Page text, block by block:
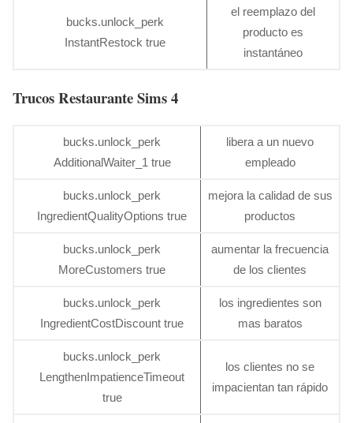
bucks.unlock_perk
InstantRestock true
el reemplazo del
producto es
instantáneo
Trucos Restaurante Sims 4
bucks.unlock_perk
AdditionalWaiter_1 true
libera a un nuevo
empleado
bucks.unlock_perk
IngredientQualityOptions true
mejora la calidad de sus
productos
bucks.unlock_perk
MoreCustomers true
aumentar la frecuencia
de los clientes
bucks.unlock_perk
IngredientCostDiscount true
los ingredientes son
mas baratos
bucks.unlock_perk
LengthenImpatienceTimeout
true
los clientes no se
impacientan tan rápido